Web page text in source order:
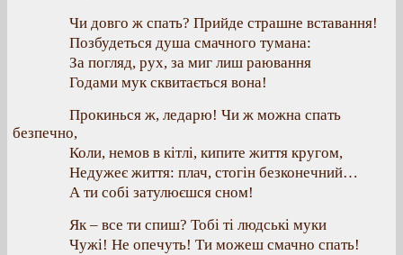
Чи довго ж спать? Прийде страшне вставання!
Позбудеться душа смачного тумана:
За погляд, рух, за миг лиш раювання
Годами мук сквитається вона!
Прокинься ж, ледарю! Чи ж можна спать
безпечно,
Коли, немов в кітлі, кипите життя кругом,
Недужеє життя: плач, стогін безконечний…
А ти собі затулюєшся сном!
Як – все ти спиш? Тобі ті людські муки
Чужі! Не опечуть! Ти можеш смачно спать!